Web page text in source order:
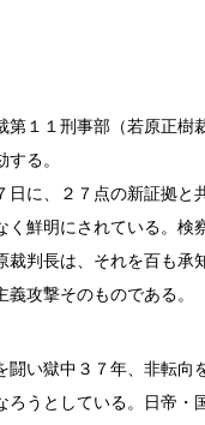
１１刑事部（若原正樹
る。
に、２７点の新証拠と
く鮮明にされている。
裁判長は、それを百も
攻撃そのものである。
い獄中３７年、非転向
ろうとしている。日帝・